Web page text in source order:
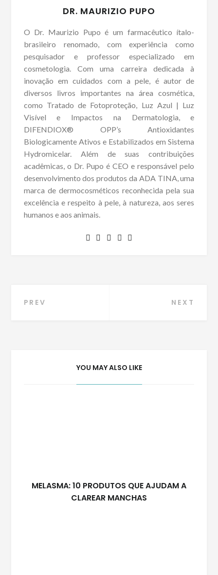
DR. MAURIZIO PUPO
O Dr. Maurizio Pupo é um farmacêutico ítalo-
brasileiro renomado, com experiência como
pesquisador e professor especializado em
cosmetologia. Com uma carreira dedicada à
inovação em cuidados com a pele, é autor de
diversos livros importantes na área cosmética,
como Tratado de Fotoproteção, Luz Azul | Luz
Visível e Impactos na Dermatologia, e
DIFENDIOX® OPP’s Antioxidantes
Biologicamente Ativos e Estabilizados em Sistema
Hydromicelar. Além de suas contribuições
acadêmicas, o Dr. Pupo é CEO e responsável pelo
desenvolvimento dos produtos da ADA TINA, uma
marca de dermocosméticos reconhecida pela sua
excelência e respeito à pele, à natureza, aos seres
humanos e aos animais.
Navegação
PREV NEXT
YOU MAY ALSO LIKE
MELASMA: 10 PRODUTOS QUE AJUDAM A
CLAREAR MANCHAS